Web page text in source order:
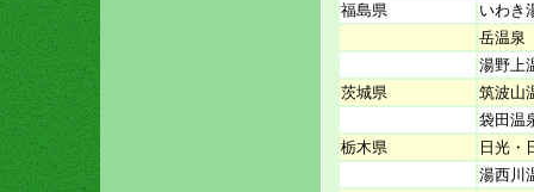
福島県
いわき
岳温泉
湯野上
茨城県
筑波山
袋田温
栃木県
日光・
湯西川